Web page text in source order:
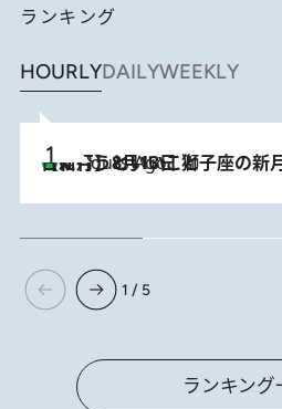
ランキング
HOURLYDAILYWEEKLY
4 Hours Ago
【新月】8月13日 獅子座の新月の日に行うといいこと
1 / 5
ランキング